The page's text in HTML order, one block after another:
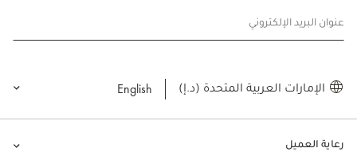
رعاية العميل
عنوان البريد الإلكتروني
الإمارات العربية المتحدة (د.إ) English